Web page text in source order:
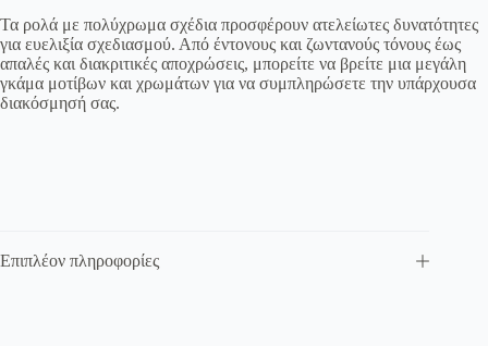
Τα ρολά με πολύχρωμα σχέδια προσφέρουν ατελείωτες δυνατότητες
για ευελιξία σχεδιασμού. Από έντονους και ζωντανούς τόνους έως
απαλές και διακριτικές αποχρώσεις, μπορείτε να βρείτε μια μεγάλη
γκάμα μοτίβων και χρωμάτων για να συμπληρώσετε την υπάρχουσα
διακόσμησή σας.
Επιπλέον πληροφορίες